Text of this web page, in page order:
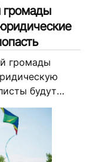
громады
громады
будут
по вопросам
Как
Об...